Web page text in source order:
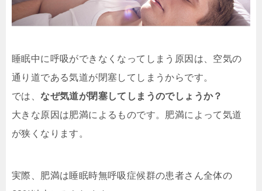
睡眠中に呼吸ができなくなってしまう原因は、空気の
通り道である気道が閉塞してしまうからです。
では、なぜ気道が閉塞してしまうのでしょうか？
大きな原因は肥満によるものです。肥満によって気道
が狭くなります。
実際、肥満は睡眠時無呼吸症候群の患者さん全体の